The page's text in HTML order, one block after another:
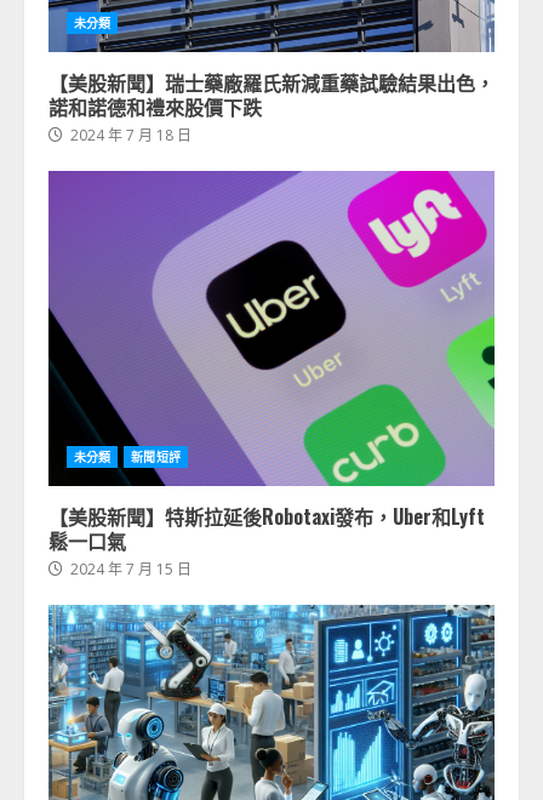
未分類
【美股新聞】瑞士藥廠羅氏新減重藥試驗結果出色，
諾和諾德和禮來股價下跌
2024 年 7 月 18 日
未分類 新聞短評
【美股新聞】特斯拉延後Robotaxi發布，Uber和Lyft
鬆一口氣
2024 年 7 月 15 日